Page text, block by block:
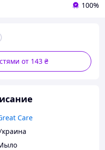
100%
от 143 ₴
Care